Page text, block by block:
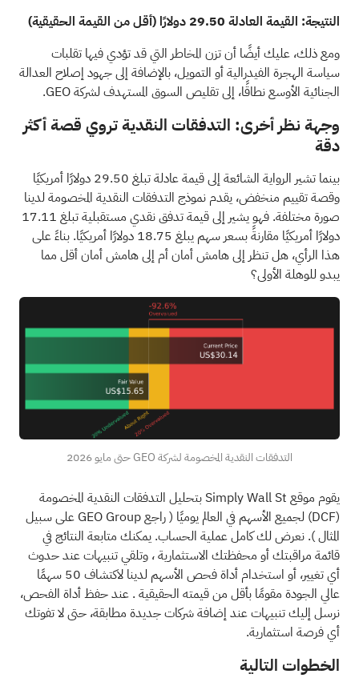
النتيجة: القيمة العادلة 29.50 دولارًا (أقل من القيمة الحقيقية)
ومع ذلك، عليك أيضًا أن تزن المخاطر التي قد تؤدي فيها تقلبات
سياسة الهجرة الفيدرالية أو التمويل، بالإضافة إلى جهود إصلاح العدالة
الجنائية الأوسع نطاقًا، إلى تقليص السوق المستهدف لشركة GEO.
وجهة نظر أخرى: التدفقات النقدية تروي قصة أكثر
دقة
بينما تشير الرواية الشائعة إلى قيمة عادلة تبلغ 29.50 دولارًا أمريكيًا
وقصة تقييم منخفض، يقدم نموذج التدفقات النقدية المخصومة لدينا
صورة مختلفة. فهو يشير إلى قيمة تدفق نقدي مستقبلية تبلغ 17.11
دولارًا أمريكيًا مقارنةً بسعر سهم يبلغ 18.75 دولارًا أمريكيًا. بناءً على
هذا الرأي، هل تنظر إلى هامش أمان أم إلى هامش أمان أقل مما
يبدو للوهلة الأولى؟
التدفقات النقدية المخصومة لشركة GEO حتى مايو 2026
يقوم موقع Simply Wall St بتحليل التدفقات النقدية المخصومة
(DCF) لجميع الأسهم في العالم يوميًا (
راجع GEO Group على سبيل
المثال). نعرض لك كامل عملية الحساب. يمكنك متابعة النتائج في
قائمة مراقبتكأو محفظتك الاستثمارية، وتلقي تنبيهات عند حدوث
أي تغيير، أو استخدام أداة فحص الأسهم لدينا لاكتشاف
50 سهمًا
عالي الجودة مقومًا بأقل من قيمته الحقيقية. عندحفظ أداة الفحص،
نرسل إليك تنبيهات عند إضافة شركات جديدة مطابقة، حتى لا تفوتك
أي فرصة استثمارية.
الخطوات التالية